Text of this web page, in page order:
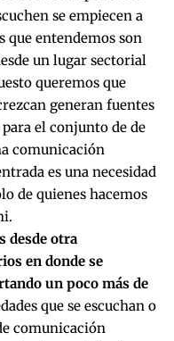
se empiecen a
que entendemos son
un lugar sectorial
queremos que
generan fuentes
el conjunto de de
comunicación
es una necesidad
de quienes hacemos
desde otra
en donde se
un poco más de
que se escuchan o
comunicación